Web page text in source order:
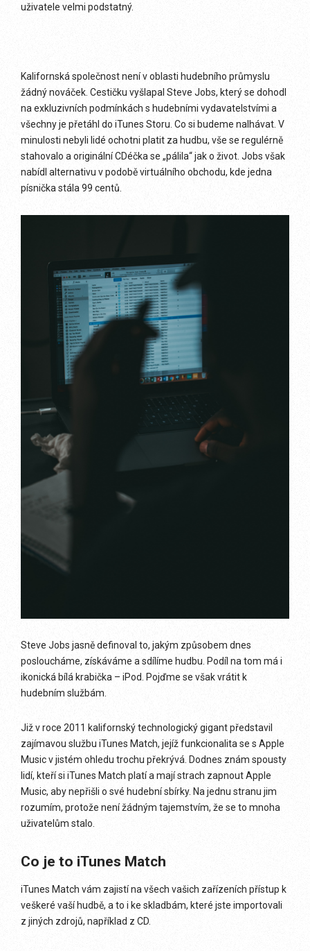
uživatele velmi podstatný.
Kalifornská společnost není v oblasti hudebního průmyslu
žádný nováček. Cestičku vyšlapal Steve Jobs, který se dohodl
na exkluzivních podmínkách s hudebními vydavatelstvími a
všechny je přetáhl do iTunes Storu. Co si budeme nalhávat. V
minulosti nebyli lidé ochotni platit za hudbu, vše se regulérně
stahovalo a originální CDéčka se „pálila“ jak o život. Jobs však
nabídl alternativu v podobě virtuálního obchodu, kde jedna
písnička stála 99 centů.
Steve Jobs jasně definoval to, jakým způsobem dnes
posloucháme, získáváme a sdílíme hudbu. Podíl na tom má i
ikonická bílá krabička – iPod. Pojďme se však vrátit k
hudebním službám.
Již v roce 2011 kalifornský technologický gigant představil
zajímavou službu iTunes Match, jejíž funkcionalita se s Apple
Music v jistém ohledu trochu překrývá. Dodnes znám spousty
lidí, kteří si iTunes Match platí a mají strach zapnout Apple
Music, aby nepřišli o své hudební sbírky. Na jednu stranu jim
rozumím, protože není žádným tajemstvím, že se to mnoha
uživatelům stalo.
Co je to iTunes Match
iTunes Match vám zajistí na všech vašich zařízeních přístup k
veškeré vaší hudbě, a to i ke skladbám, které jste importovali
z jiných zdrojů, například z CD.